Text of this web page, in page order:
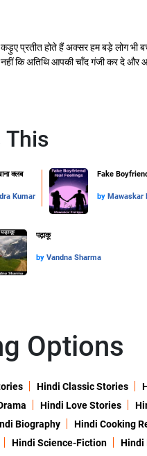
कड़ुए प्रतीत होते हैं अक्सर हम बड़े लोग
नहीं कि अतिथि आपकी चाँद गंजी कर दे
This
क्लब
Kumar
Fake
by Mawaskar
पढ़ाकू
by Vandna Sharma
Options
Hindi Classic Stories
Hindi Love Stories
Biography Hindi Cooking
Hindi Science-Fiction Hindi